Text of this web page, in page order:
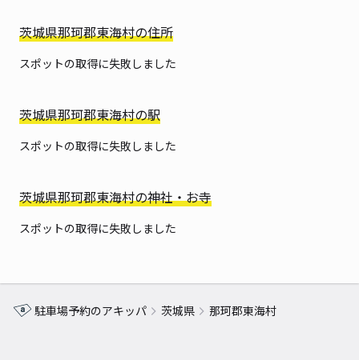
茨城県那珂郡東海村の住所
スポットの取得に失敗しました
茨城県那珂郡東海村の駅
スポットの取得に失敗しました
茨城県那珂郡東海村の神社・お寺
スポットの取得に失敗しました
駐車場予約のアキッパ 茨城県 那珂郡東海村